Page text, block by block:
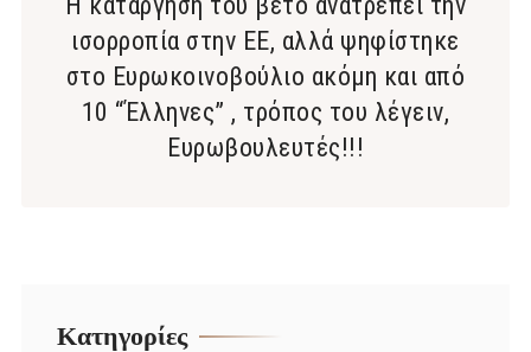
ισορροπία στην ΕΕ, αλλά ψηφίστηκε
στο Ευρωκοινοβούλιο ακόμη και από
10 “Έλληνες” , τρόπος του λέγειν,
Ευρωβουλευτές!!!
Kατηγορίες